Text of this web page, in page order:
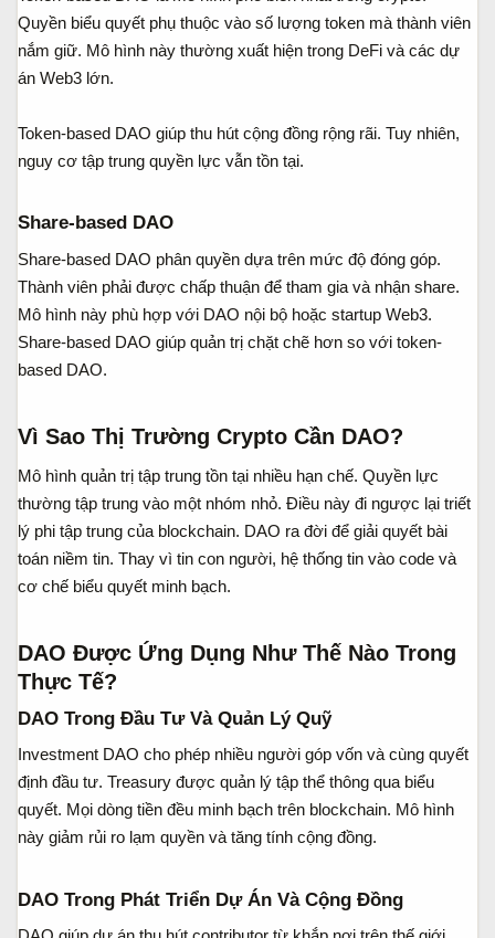
Quyền biểu quyết phụ thuộc vào số lượng token mà thành viên
nắm giữ. Mô hình này thường xuất hiện trong DeFi và các dự
án Web3 lớn.
Token-based DAO giúp thu hút cộng đồng rộng rãi. Tuy nhiên,
nguy cơ tập trung quyền lực vẫn tồn tại.
Share-based DAO​
Share-based DAO phân quyền dựa trên mức độ đóng góp.
Thành viên phải được chấp thuận để tham gia và nhận share.
Mô hình này phù hợp với DAO nội bộ hoặc startup Web3.
Share-based DAO giúp quản trị chặt chẽ hơn so với token-
based DAO.
Vì Sao Thị Trường Crypto Cần DAO?​
Mô hình quản trị tập trung tồn tại nhiều hạn chế. Quyền lực
thường tập trung vào một nhóm nhỏ. Điều này đi ngược lại triết
lý phi tập trung của blockchain. DAO ra đời để giải quyết bài
toán niềm tin. Thay vì tin con người, hệ thống tin vào code và
cơ chế biểu quyết minh bạch.
DAO Được Ứng Dụng Như Thế Nào Trong
Thực Tế?​
DAO Trong Đầu Tư Và Quản Lý Quỹ​
Investment DAO cho phép nhiều người góp vốn và cùng quyết
định đầu tư. Treasury được quản lý tập thể thông qua biểu
quyết. Mọi dòng tiền đều minh bạch trên blockchain. Mô hình
này giảm rủi ro lạm quyền và tăng tính cộng đồng.
DAO Trong Phát Triển Dự Án Và Cộng Đồng​